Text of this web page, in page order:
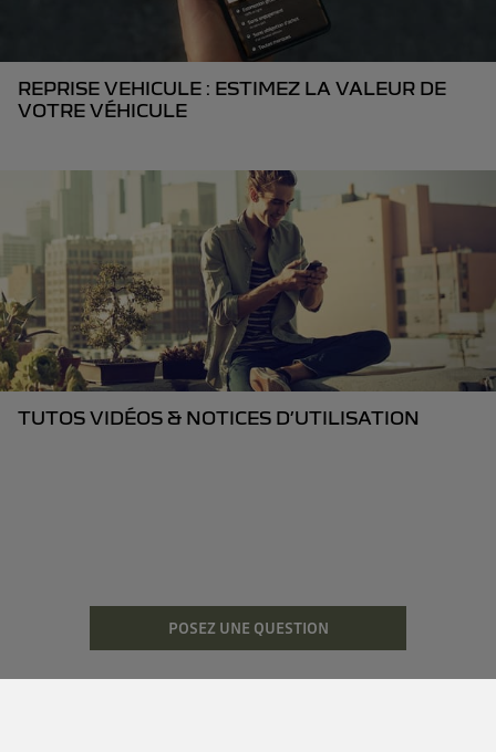
REPRISE VEHICULE : ESTIMEZ LA VALEUR DE
VOTRE VÉHICULE
TUTOS VIDÉOS & NOTICES D’UTILISATION
POSEZ UNE QUESTION